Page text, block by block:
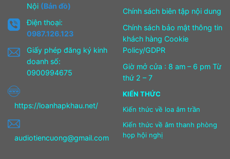
Nội (Bản đồ)
Điện thoại:
0987.126.123
Giấy phép đăng ký kinh
doanh số:
0900994675
https://loanhapkhau.net/
audiotiencuong@gmail.com
Chính sách biên tập nội dung
Chính sách bảo mật thông tin
khách hàng Cookie
Policy/GDPR
Giờ mở cửa : 8 am – 6 pm Từ
thứ 2 – 7
KIẾN THỨC
Kiến thức về loa âm trần
Kiến thức về âm thanh phòng
họp hội nghị